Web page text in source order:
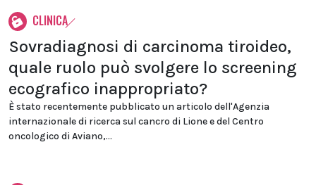
CLINICA
Sovradiagnosi di carcinoma tiroideo,
quale ruolo può svolgere lo screening
ecografico inappropriato?
È stato recentemente pubblicato un articolo dell'Agenzia
internazionale di ricerca sul cancro di Lione e del Centro
oncologico di Aviano,...